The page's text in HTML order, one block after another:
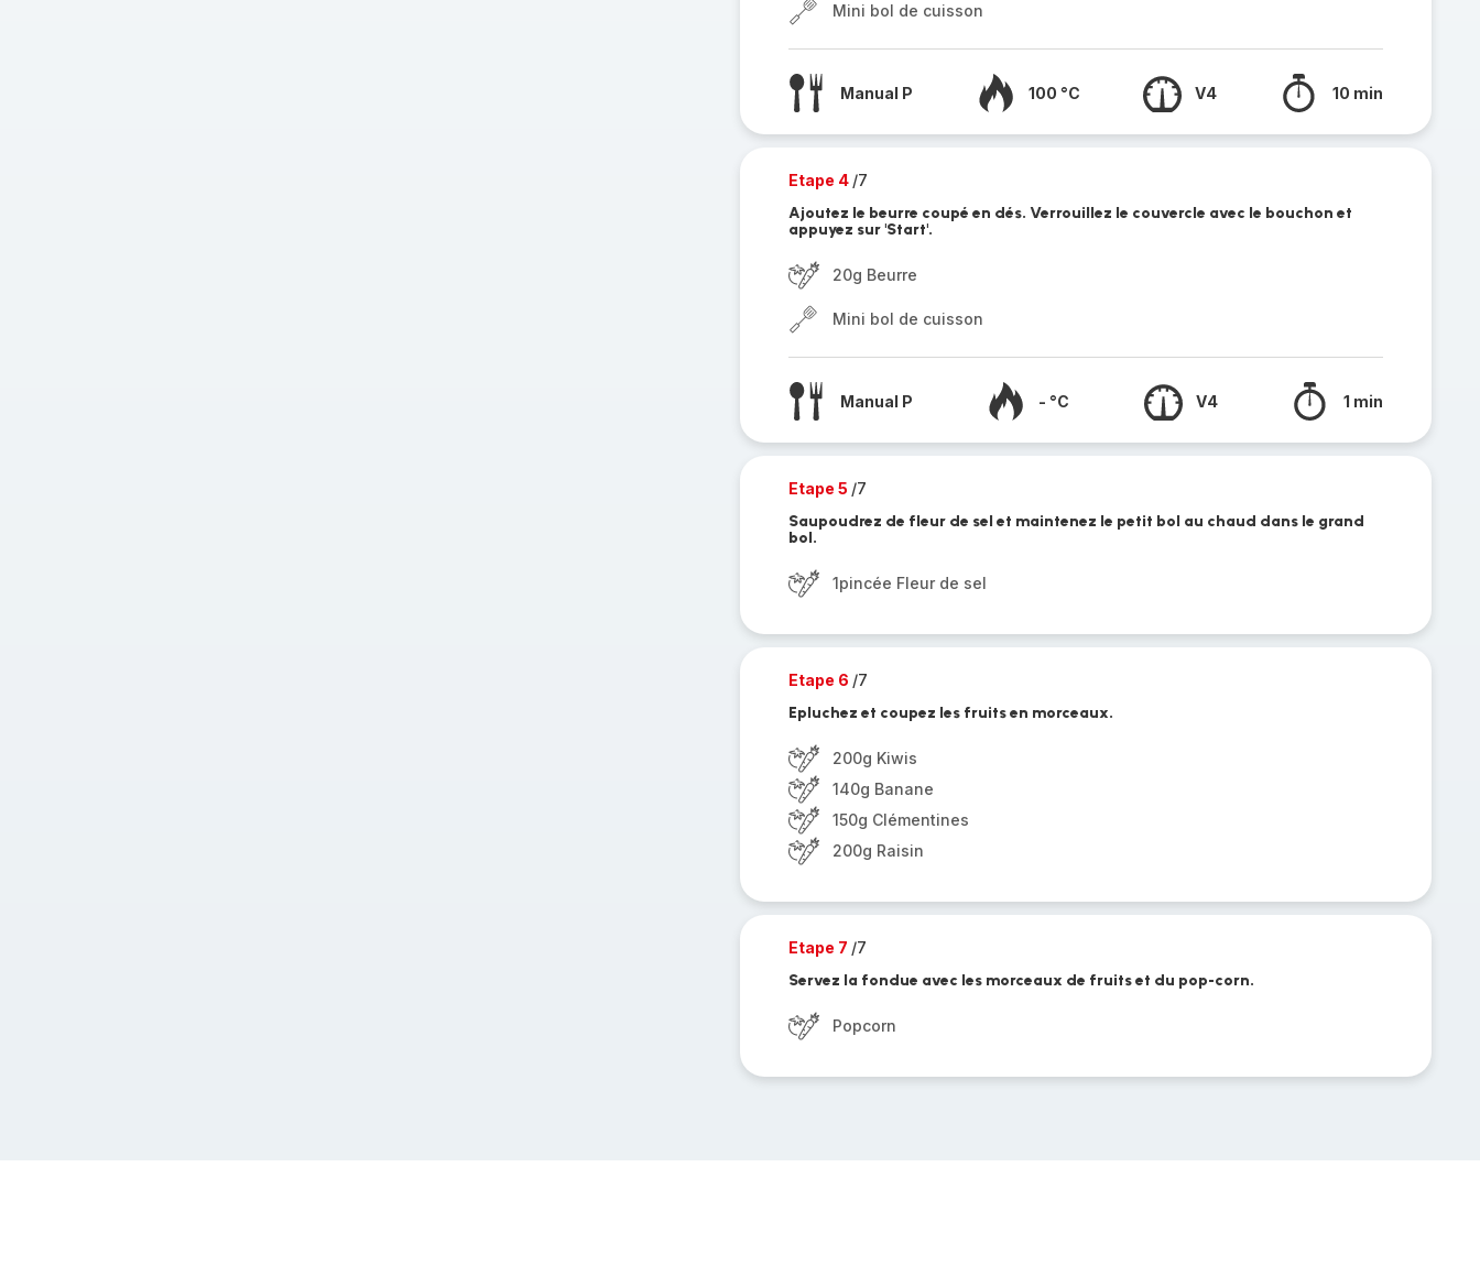
Mini bol de cuisson
Manual P 100 °C V4 10 min
Etape 4 /7
Ajoutez le beurre coupé en dés. Verrouillez le couvercle avec le bouchon et
appuyez sur 'Start'.
20g Beurre
Mini bol de cuisson
Manual P - °C V4 1 min
Etape 5 /7
Saupoudrez de fleur de sel et maintenez le petit bol au chaud dans le grand
bol.
1pincée Fleur de sel
Etape 6 /7
Epluchez et coupez les fruits en morceaux.
200g Kiwis
140g Banane
150g Clémentines
200g Raisin
Etape 7 /7
Servez la fondue avec les morceaux de fruits et du pop-corn.
Popcorn